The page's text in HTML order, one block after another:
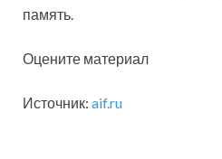
память.
Оцените материал
Источник: aif.ru